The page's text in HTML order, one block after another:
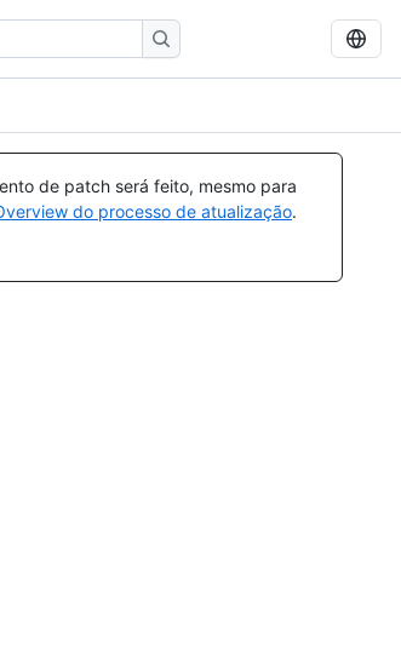
de patch será feito, mesmo para
do processo de atualização.